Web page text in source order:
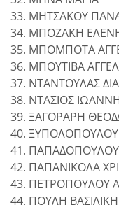
33. ΜΗΤΣΑΚΟΥ
34. ΜΠΟΖΑΚΗ
35. ΜΠΟΜΠΟΤΑ
36. ΜΠΟΥΤΙΒΑ
37. ΝΤΑΝΤΟΥΛΑΣ
38. ΝΤΑΣΙΟΣ
39. ΞΑΓΟΡΑΡΗ
40.
41. ΠΑΠΑΔΟΠΟΥΛΟΥ
42. ΠΑΠΑΝΙΚΟΛΑ
43. ΠΕΤΡΟΠΟΥΛΟΥ
44. ΠΟΥΛΗ ΒΑΣΙΛΙΚΗ